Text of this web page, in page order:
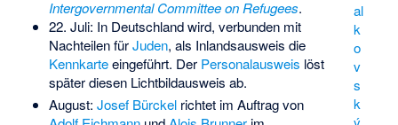
al
k
o
v
s
k
Intergovernmental Committee on Refugees.
22. Juli: In Deutschland wird, verbunden mit
Nachteilen fürJuden, als Inlandsausweis die
Kennkarteeingeführt. Der Personalausweis löst
später diesen Lichtbildausweis ab.
August: Josef Bürckelrichtet im Auftrag von